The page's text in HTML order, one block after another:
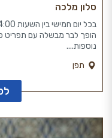
סלון מלכה
הופך לבר מבשלה עם תפריט
נוספות....
תפן